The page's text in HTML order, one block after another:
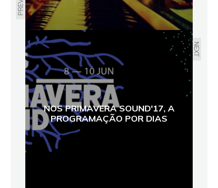
NEXT
NOS PRIMAVERA SOUND'17, A
PROGRAMAÇÃO POR DIAS